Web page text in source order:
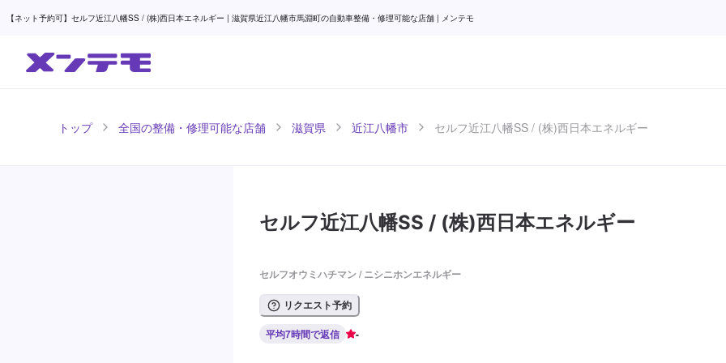
【ネット予約可】セルフ近江八幡SS / (株)西日本エネルギー | 滋賀県近江八幡市馬淵町の自動車整備・修理可能な店舗 | メンテモ
トップ 全国の整備・修理可能な店舗 滋賀県 近江八幡市 セルフ近江八幡SS / (株)西日本エネルギー
セルフ近江八幡SS / (株)西日本エネルギー
セルフオウミハチマン / ニシニホンエネルギー
リクエスト予約
平均7時間で返信 -